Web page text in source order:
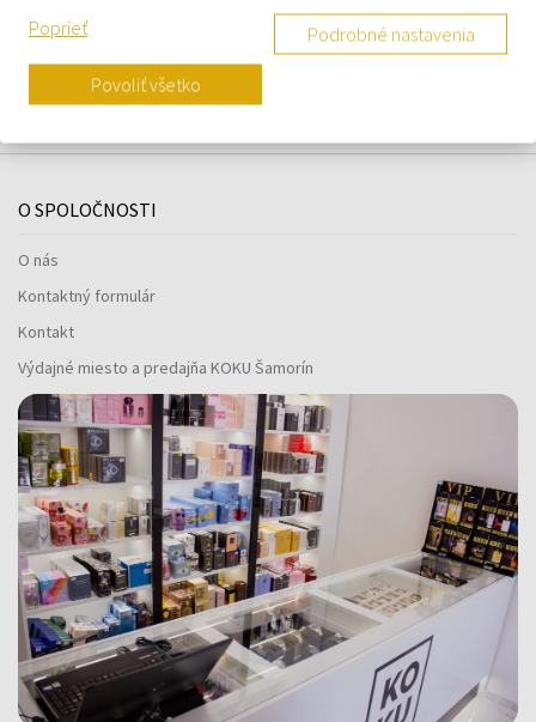
Náš výber na mieru presne pre
vás
O SPOLOČNOSTI
O nás
Kontaktný formulár
Kontakt
Výdajné miesto a predajňa KOKU Šamorín
Poprieť Podrobné nastavenia
Povoliť všetko